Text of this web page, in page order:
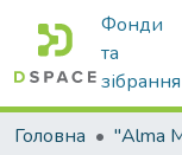
Фонди
та
зібрання
Головна